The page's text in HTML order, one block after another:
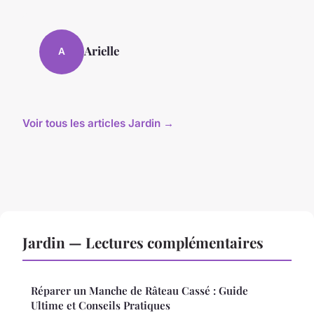
A Arielle
Voir tous les articles Jardin →
Jardin — Lectures complémentaires
Réparer un Manche de Râteau Cassé : Guide
Ultime et Conseils Pratiques